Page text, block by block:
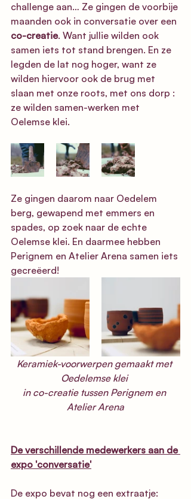
challenge aan… Ze gingen de voorbije
maanden ook in conversatie over een
co-creatie. Want jullie wilden ook
samen iets tot stand brengen. En ze
legden de lat nog hoger, want ze
wilden hiervoor ook de brug met
slaan met onze roots, met ons dorp :
ze wilden samen-werken met
Oelemse klei.
Ze gingen daarom naar Oedelem
berg, gewapend met emmers en
spades, op zoek naar de echte
Oelemse klei. En daarmee hebben
Perignem en Atelier Arena samen iets
gecreëerd!
Keramiek-voorwerpen gemaakt met
Oedelemse klei
in co-creatie tussen Perignem en
Atelier Arena
De verschillende medewerkers aan de
expo 'conversatie'
De expo bevat nog een extraatje: